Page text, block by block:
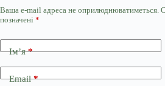
Ваша e-mail адреса не оприлюднюватиметься.
позначені *
Ім’я*
Email*